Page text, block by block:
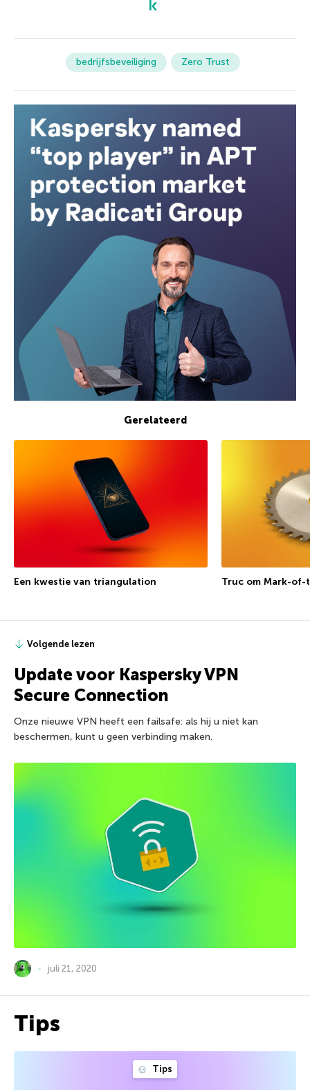
bedrijfsbeveiliging Zero Trust
Gerelateerd
Een kwestie van triangulation Truc om Mark-of-
Volgende lezen
Update voor Kaspersky VPN
Secure Connection
Onze nieuwe VPN heeft een failsafe: als hij u niet kan
beschermen, kunt u geen verbinding maken.
juli 21, 2020
Tips
Tips